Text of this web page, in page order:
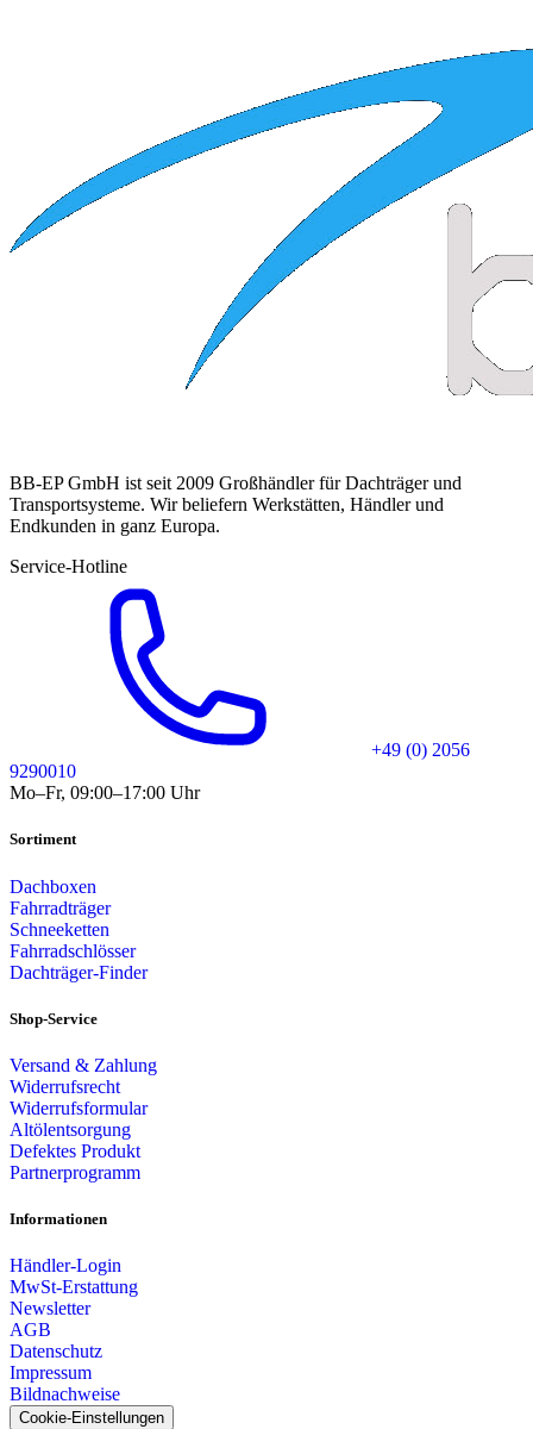
BB-EP GmbH ist seit 2009 Großhändler für Dachträger und
Transportsysteme. Wir beliefern Werkstätten, Händler und
Endkunden in ganz Europa.
Service-Hotline
+49 (0) 2056
9290010
Mo–Fr, 09:00–17:00 Uhr
Sortiment
Dachboxen
Fahrradträger
Schneeketten
Fahrradschlösser
Dachträger-Finder
Shop-Service
Versand & Zahlung
Widerrufsrecht
Widerrufsformular
Altölentsorgung
Defektes Produkt
Partnerprogramm
Informationen
Händler-Login
MwSt-Erstattung
Newsletter
AGB
Datenschutz
Impressum
Bildnachweise
Cookie-Einstellungen